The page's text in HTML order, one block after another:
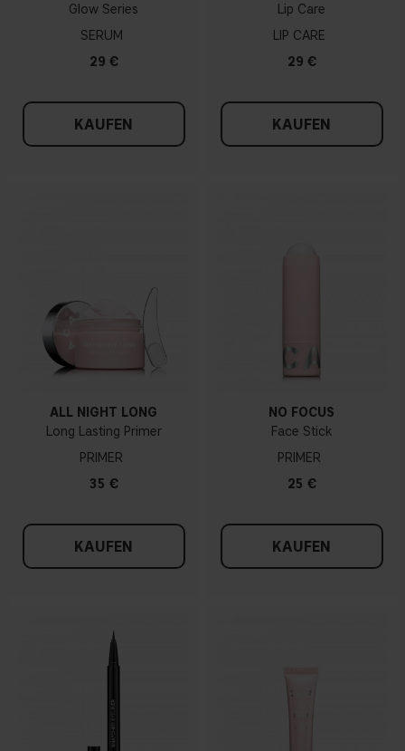
Glow Series
SERUM
29 €
KAUFEN
Lip Care
LIP CARE
29 €
KAUFEN
ALL NIGHT LONG
Long Lasting Primer
PRIMER
35 €
KAUFEN
NO FOCUS
Face Stick
PRIMER
25 €
KAUFEN